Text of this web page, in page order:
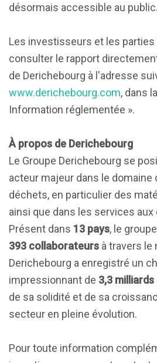
désormais accessible au public.
Les investisseurs et les
consulter le rapport
de Derichebourg à l'adresse
www.derichebourg.com, dans
Information réglementée ».
À propos de Derichebourg
Le Groupe Derichebourg se
acteur majeur dans le domaine
déchets, en particulier des
ainsi que dans les services
Présent dans 13 pays, le
393 collaborateurs à travers le
Derichebourg a enregistré un
impressionnant de 3,3
de sa solidité et de sa
secteur en pleine évolution.
Pour toute information